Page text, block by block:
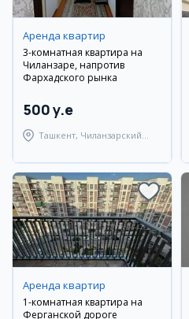
Аренда квартир
3-комнатная квартира на
Чиланзаре, напротив
Фархадского рынка
500 y.e
Ташкент, Чиланзарский
Аренда квартир
1-комнатная квартира на
Ферганской дороге